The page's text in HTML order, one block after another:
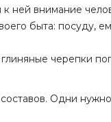
ней внимание
быта: посуду,
черепки
Одни